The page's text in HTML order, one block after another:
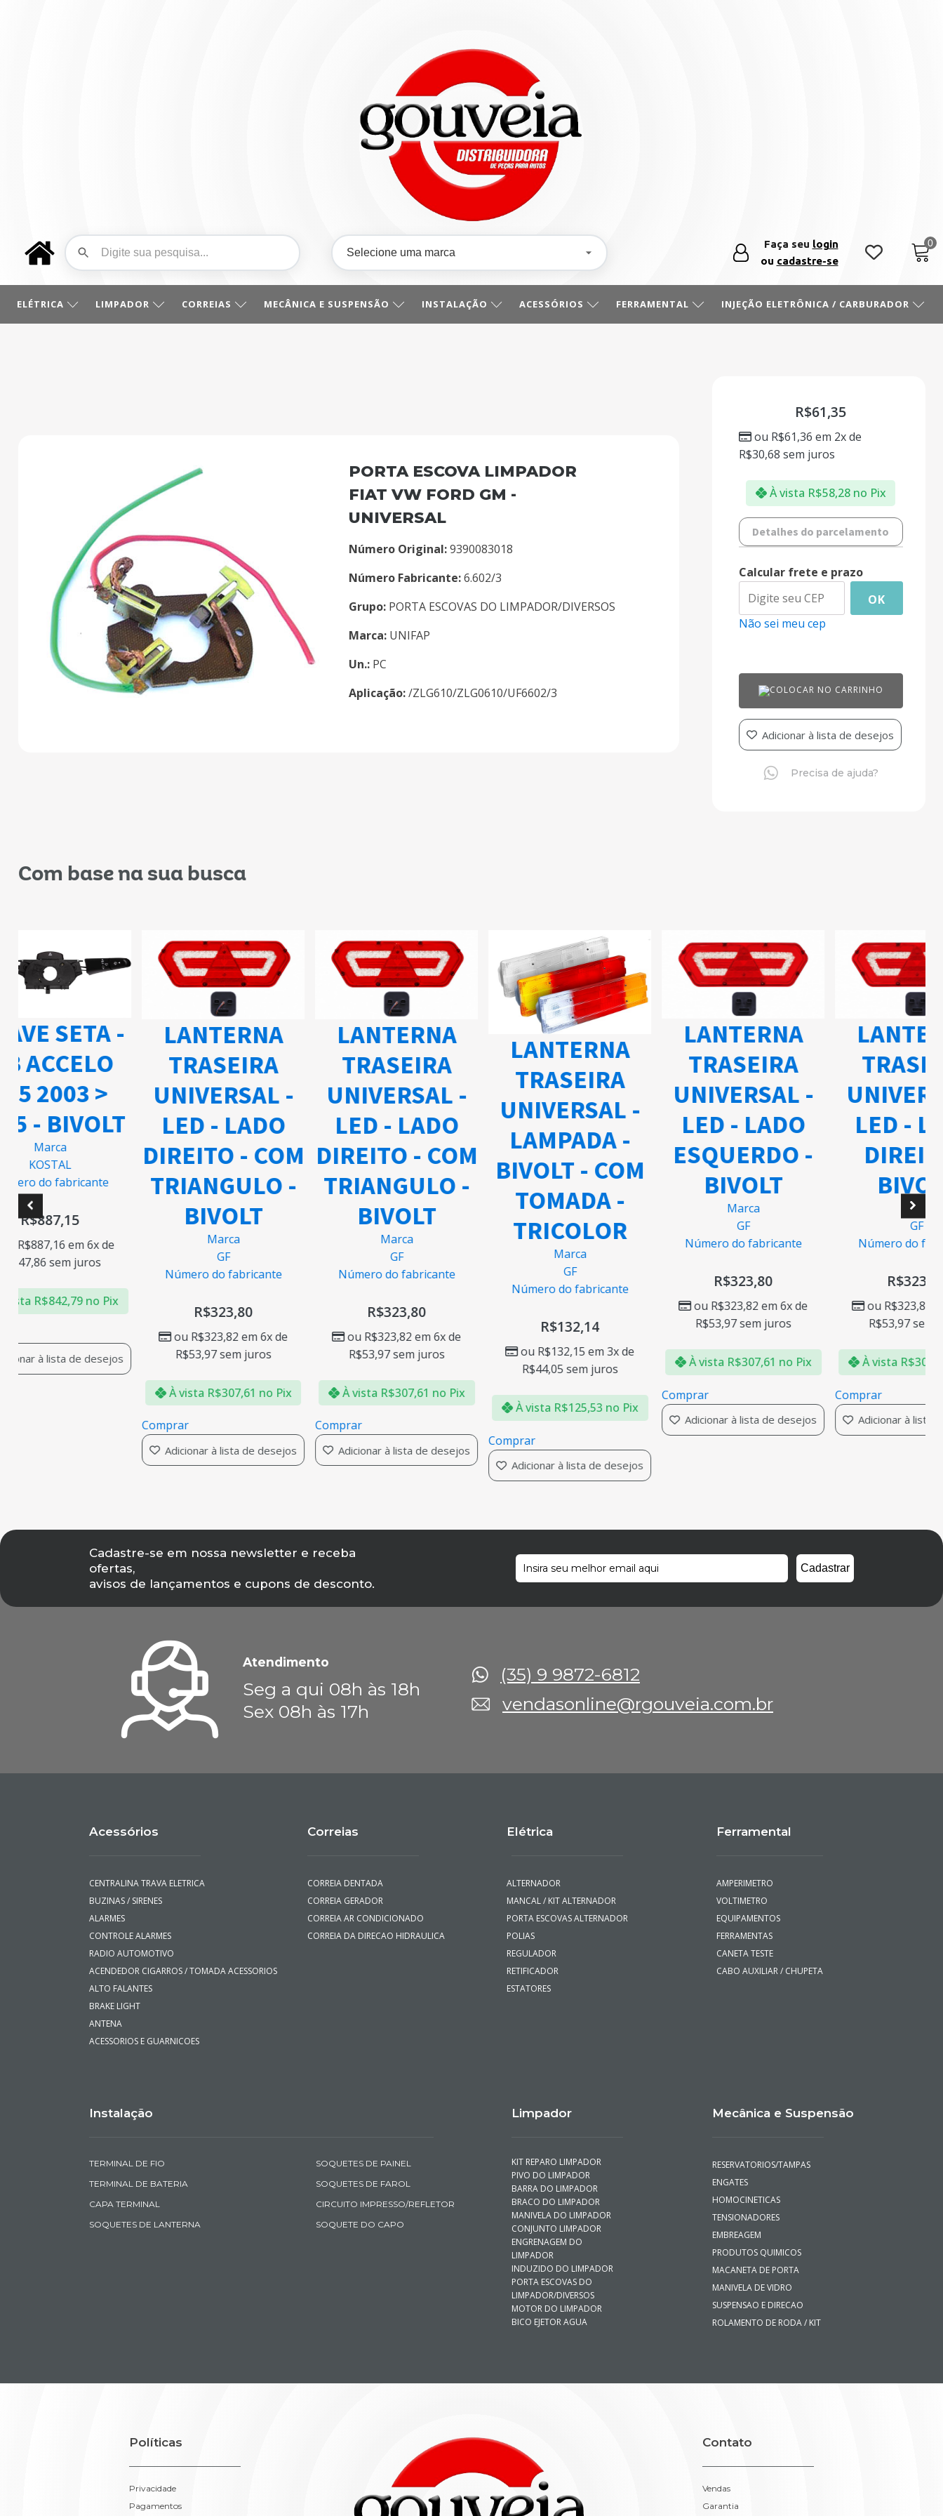
Faça seu login
ou cadastre-se
ELÉTRICA LIMPADOR CORREIAS MECÂNICA E SUSPENSÃO INSTALAÇÃO ACESSÓRIOS FERRAMENTAL INJEÇÃO ELETRÔNICA / CARBURADOR
PORTA ESCOVA LIMPADOR
FIAT VW FORD GM -
UNIVERSAL
Número Original:9390083018
Número Fabricante:6.602/3
Grupo: PORTA ESCOVAS DO LIMPADOR/DIVERSOS
Marca: UNIFAP
Un.: PC
Aplicação:/ZLG610/ZLG0610/UF6602/3
R$61,35
ou R$61,36 em 2x de
R$30,68 sem juros
À vista R$58,28 no Pix
Detalhes do parcelamento
Calcular frete e prazo
OK
Não sei meu cep
COLOCAR NO CARRINHO
Adicionar à lista de desejos
Precisa de ajuda?
Com base na sua busca
-
>
em 6x de
juros
no Pix
de desejos
LANTERNA
TRASEIRA
UNIVERSAL -
LED - LADO
DIREITO - COM
TRIANGULO -
BIVOLT
Número do fabricante
323,82em 6x de
R$ 53,97 sem juros
R$307,61no Pix
Adicionar à lista de desejos
LANTERNA
TRASEIRA
UNIVERSAL -
LED - LADO
DIREITO - COM
TRIANGULO -
BIVOLT
Número do fabricante
ou 323,82em 6x de
sem juros
À vista R$307,61no Pix
Adicionar à lista de desejos
LANTERNA
TRASEIRA
UNIVERSAL -
LAMPADA -
BIVOLT - COM
TOMADA -
TRICOLOR
Número do fabricante
132,15em 3x de
sem juros
À vista R$125,53no Pix
Comprar
Adicionar à lista de desejos
LANTERNA
TRASEIRA
UNIVERSAL -
LED - LADO
ESQUERDO -
BIVOLT
Número do fabricante
323,82em 6x de
sem juros
R$307,61no Pix
Comprar
Adicionar à lista de desejos
LANTERNA
TRASEIRA
UNIVERSAL -
LED - LADO
DIREITO -
BIVOLT
Número do fabricante
ou 323,82em 6x de
sem juros
À vista R$307,61no Pix
Adicionar à lista de desejos
Cadastre-se em nossa newsletter e receba
ofertas,
avisos de lançamentos e cupons de desconto.
Atendimento
Seg a qui 08h às 18h
Sex 08h às 17h
(35) 9 9872-6812
vendasonline@rgouveia.com.br
Acessórios
CENTRALINA TRAVA ELETRICA
BUZINAS / SIRENES
ALARMES
CONTROLE ALARMES
RADIO AUTOMOTIVO
ACENDEDOR CIGARROS / TOMADA ACESSORIOS
ALTO FALANTES
BRAKE LIGHT
ANTENA
ACESSORIOS E GUARNICOES
Correias
CORREIA DENTADA
CORREIA GERADOR
CORREIA AR CONDICIONADO
CORREIA DA DIRECAO HIDRAULICA
Elétrica
ALTERNADOR
MANCAL / KIT ALTERNADOR
PORTA ESCOVAS ALTERNADOR
POLIAS
REGULADOR
RETIFICADOR
ESTATORES
Ferramental
AMPERIMETRO
VOLTIMETRO
EQUIPAMENTOS
FERRAMENTAS
CANETA TESTE
CABO AUXILIAR / CHUPETA
Instalação
TERMINAL DE FIO
TERMINAL DE BATERIA
CAPA TERMINAL
SOQUETES DE LANTERNA
SOQUETES DE PAINEL
SOQUETES DE FAROL
CIRCUITO IMPRESSO/REFLETOR
SOQUETE DO CAPO
Limpador
KIT REPARO LIMPADOR
PIVO DO LIMPADOR
BARRA DO LIMPADOR
BRACO DO LIMPADOR
MANIVELA DO LIMPADOR
CONJUNTO LIMPADOR
ENGRENAGEM DO
LIMPADOR
INDUZIDO DO LIMPADOR
PORTA ESCOVAS DO
LIMPADOR/DIVERSOS
MOTOR DO LIMPADOR
BICO EJETOR AGUA
Mecânica e Suspensão
RESERVATORIOS/TAMPAS
ENGATES
HOMOCINETICAS
TENSIONADORES
EMBREAGEM
PRODUTOS QUIMICOS
MACANETA DE PORTA
MANIVELA DE VIDRO
SUSPENSAO E DIRECAO
ROLAMENTO DE RODA / KIT
Políticas
Privacidade
Pagamentos
Contato
Vendas
Garantia